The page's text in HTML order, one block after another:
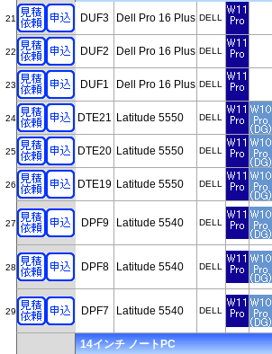
21 DUF3 Dell Pro 16 Plus DELL
22 DUF2 Dell Pro 16 Plus DELL
23 DUF1 Dell Pro 16 Plus DELL
24 DTE21 Latitude 5550 DELL
25 DTE20 Latitude 5550 DELL
26 DTE19 Latitude 5550 DELL
27 DPF9 Latitude 5540 DELL
28 DPF8 Latitude 5540 DELL
29 DPF7 Latitude 5540 DELL
14インチ ノートPC